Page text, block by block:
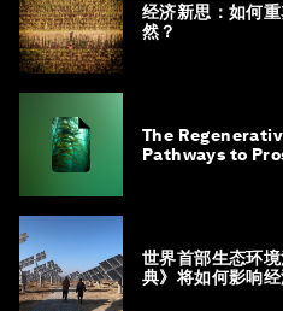
经济新思：如何
然？
The
Pathways to
世界首部生态环
典》将如何影响